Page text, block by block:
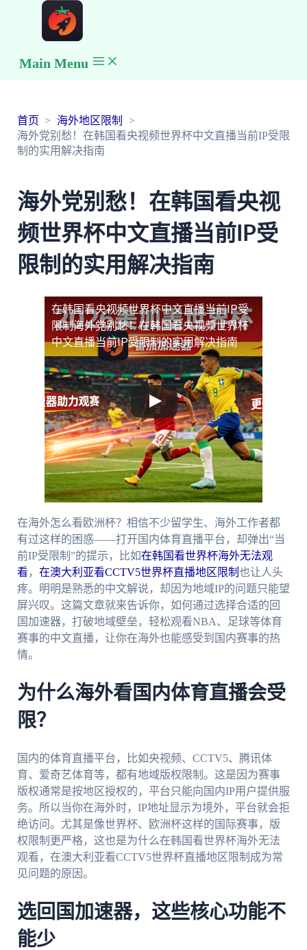
Main Menu
首页
海外地区限制
海外党别愁！在韩国看央视频世界杯中文直播当前IP受限
制的实用解决指南
海外党别愁！在韩国看央视
频世界杯中文直播当前IP受
限制的实用解决指南
在韩国看央视频世界杯中文直播当前IP受
限制海外党别愁！在韩国看央视频世界杯
中文直播当前IP受限制的实用解决指南
在海外怎么看欧洲杯？相信不少留学生、海外工作者都
有过这样的困惑——打开国内体育直播平台，却弹出“当
前IP受限制”的提示，比如在韩国看世界杯海外无法观
看 ， 在澳大利亚看CCTV5世界杯直播地区限制 也让人头
疼。明明是熟悉的中文解说，却因为地域IP的问题只能望
屏兴叹。这篇文章就来告诉你，如何通过选择合适的回
国加速器，打破地域壁垒，轻松观看NBA、足球等体育
赛事的中文直播，让你在海外也能感受到国内赛事的热
情。
为什么海外看国内体育直播会受
限？
国内的体育直播平台，比如央视频、CCTV5、腾讯体
育、爱奇艺体育等，都有地域版权限制。这是因为赛事
版权通常是按地区授权的，平台只能向国内IP用户提供服
务。所以当你在海外时，IP地址显示为境外，平台就会拒
绝访问。尤其是像世界杯、欧洲杯这样的国际赛事，版
权限制更严格，这也是为什么在韩国看世界杯海外无法
观看，在澳大利亚看CCTV5世界杯直播地区限制成为常
见问题的原因。
选回国加速器，这些核心功能不
能少